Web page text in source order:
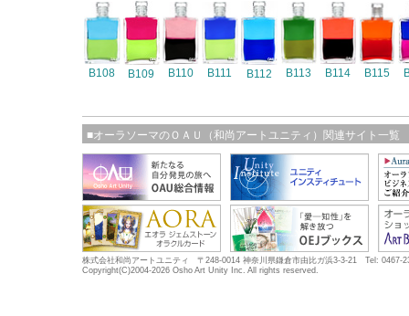
B108 B109 B110 B111 B112 B113 B114 B115
■オーラソーマのＯＡＵ（和尚アートユニティ）関連サイト一覧
株式会社和尚アートユニティ 〒248-0014 神奈川県鎌倉市由比ガ浜3-3-21 Tel: 0467-
Copyright(C)2004-2026 Osho Art Unity Inc. All rights reserved.